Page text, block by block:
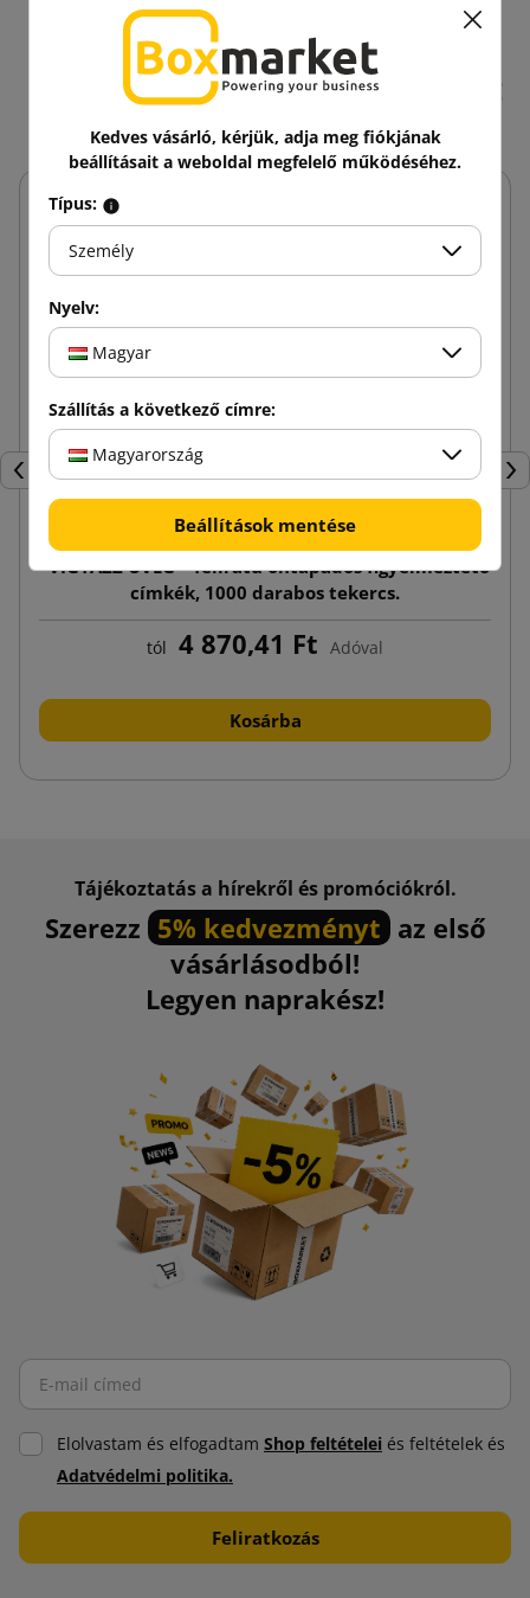
16 hasonló termékek
ugyanazon kategóriában:
Előző
"VIGYÁZZ ÜVEG"- feliratú öntapadós figyelmeztető
címkék, 1000 darabos tekercs.
tól 4 870,41 Ft Adóval
Kosárba
Tájékoztatás a hírekről és promóciókról.
Szerezz 5% kedvezményt az első
vásárlásodból!
Legyen naprakész!
Elolvastam és elfogadtam Shop feltételei és feltételek és
Adatvédelmi politika.
Kedves vásárló, kérjük, adja meg fiókjának
beállításait a weboldal megfelelő működéséhez.
Típus:
Személy
Nyelv:
Magyar
Szállítás a következő címre:
Magyarország
Beállítások mentése